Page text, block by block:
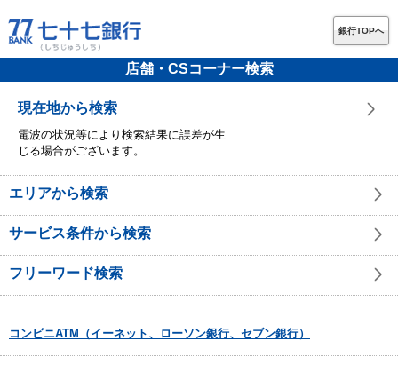
銀行TOPへ
店舗・CSコーナー検索
現在地から検索
電波の状況等により検索結果に誤差が生
じる場合がございます。
エリアから検索
サービス条件から検索
フリーワード検索
コンビニATM（イーネット、ローソン銀行、セブン銀行）